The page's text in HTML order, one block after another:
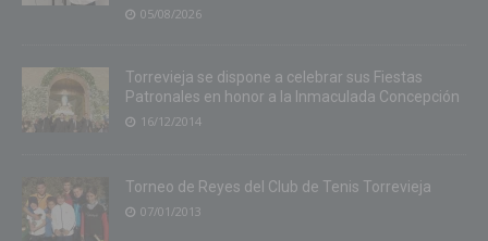
05/08/2026
Torrevieja se dispone a celebrar sus Fiestas
Patronales en honor a la Inmaculada Concepción
16/12/2014
Torneo de Reyes del Club de Tenis Torrevieja
07/01/2013